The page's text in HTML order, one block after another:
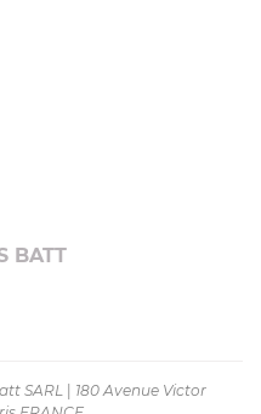
BATT
SARL
180 Avenue Victor